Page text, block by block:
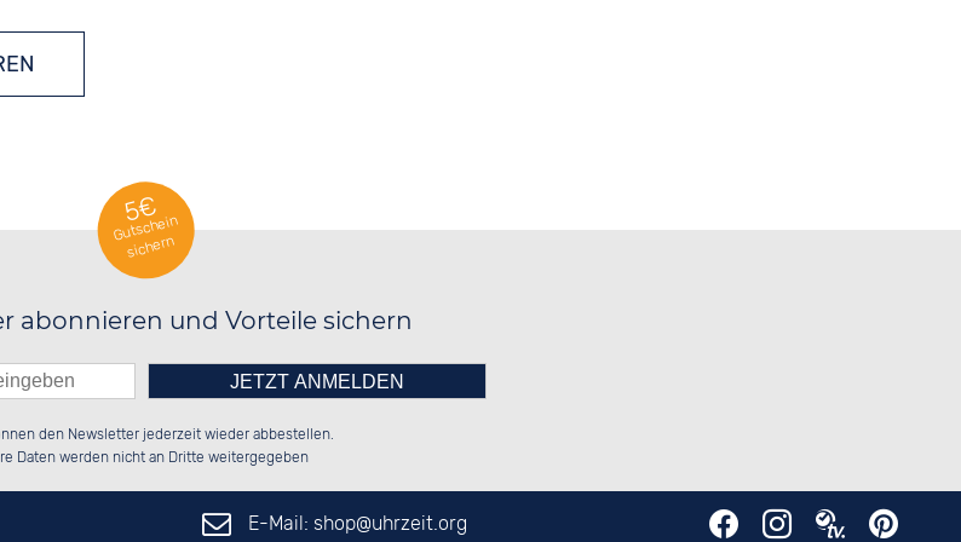
5€
Gutschein
sichern
abonnieren und Vorteile sichern
das nebenstehende Feld ein.
den Newsletter jederzeit wieder abbestellen.
Daten werden nicht an Dritte weitergegeben
E-Mail: shop@uhrzeit.org